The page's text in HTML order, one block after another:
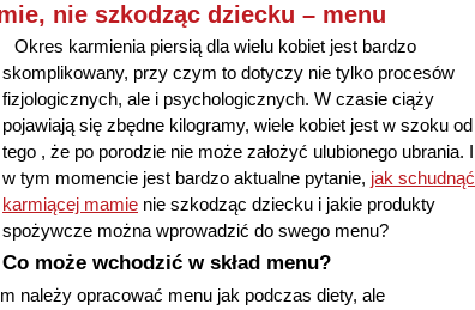
nie szkodząc dziecku – menu
Okres karmienia piersią dla wielu kobiet jest bardzo
skomplikowany, przy czym to dotyczy nie tylko procesów
fizjologicznych, ale i psychologicznych. W czasie ciąży
pojawiają się zbędne kilogramy, wiele kobiet jest w szoku od
tego , że po porodzie nie może założyć ulubionego ubrania. I
w tym momencie jest bardzo aktualne pytanie, jak schudnąć
karmiącej mamie nie szkodząc dziecku i jakie produkty
spożywcze można wprowadzić do swego menu?
Co może wchodzić w skład menu?
należy opracować menu jak podczas diety, ale